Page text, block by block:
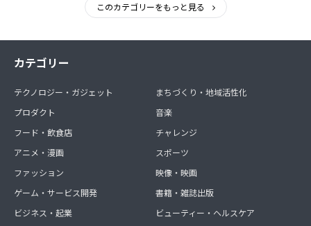
このカテゴリーをもっと見る
カテゴリー
テクノロジー・ガジェット
プロダクト
フード・飲食店
アニメ・漫画
ファッション
ゲーム・サービス開発
ビジネス・起業
まちづくり・地域活性化
音楽
チャレンジ
スポーツ
映像・映画
書籍・雑誌出版
ビューティー・ヘルスケア